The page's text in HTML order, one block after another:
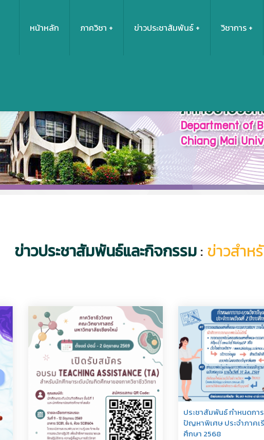
หน้าหลัก ภาควิชา ข่าวประชาสัมพันธ์ วิชาการ
ข่าวประชาสัมพันธ์และกิจกรรม: ข่าวสำห
ประชาสัมพันธ์ กำหนดกา
ปัญหาพิเศษ ประจำภาคเ
ศึกษา 2568